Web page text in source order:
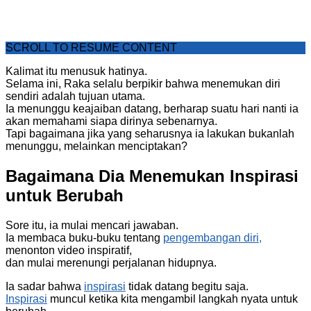
SCROLL TO RESUME CONTENT
Kalimat itu menusuk hatinya.
Selama ini, Raka selalu berpikir bahwa menemukan diri
sendiri adalah tujuan utama.
Ia menunggu keajaiban datang, berharap suatu hari nanti ia
akan memahami siapa dirinya sebenarnya.
Tapi bagaimana jika yang seharusnya ia lakukan bukanlah
menunggu, melainkan menciptakan?
Bagaimana Dia Menemukan Inspirasi
untuk Berubah
Sore itu, ia mulai mencari jawaban.
Ia membaca buku-buku tentang pengembangan diri,
menonton video inspiratif,
dan mulai merenungi perjalanan hidupnya.
Ia sadar bahwa inspirasi tidak datang begitu saja.
Inspirasi muncul ketika kita mengambil langkah nyata untuk